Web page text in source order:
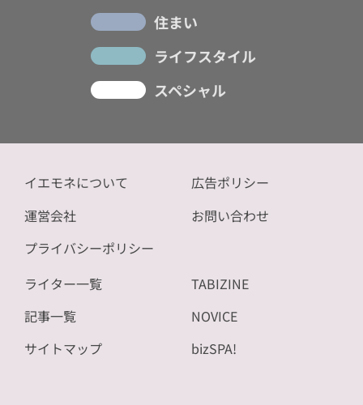
住まい
ライフスタイル
スペシャル
イエモネについて
運営会社
プライバシーポリシー
広告ポリシー
お問い合わせ
ライター一覧
記事一覧
サイトマップ
TABIZINE
NOVICE
bizSPA!